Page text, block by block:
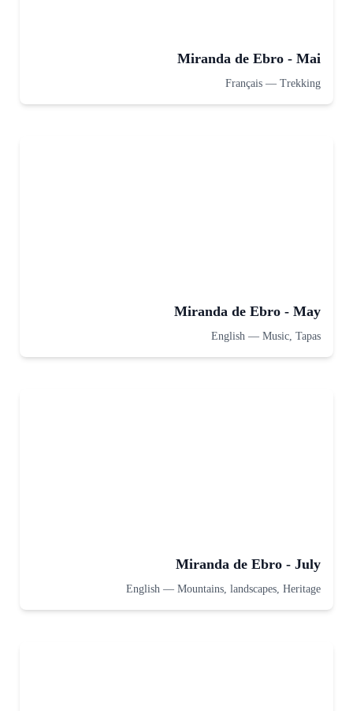
Miranda de Ebro - Mai
Français — Trekking
Miranda de Ebro - May
English — Music, Tapas
Miranda de Ebro - July
English — Mountains, landscapes, Heritage